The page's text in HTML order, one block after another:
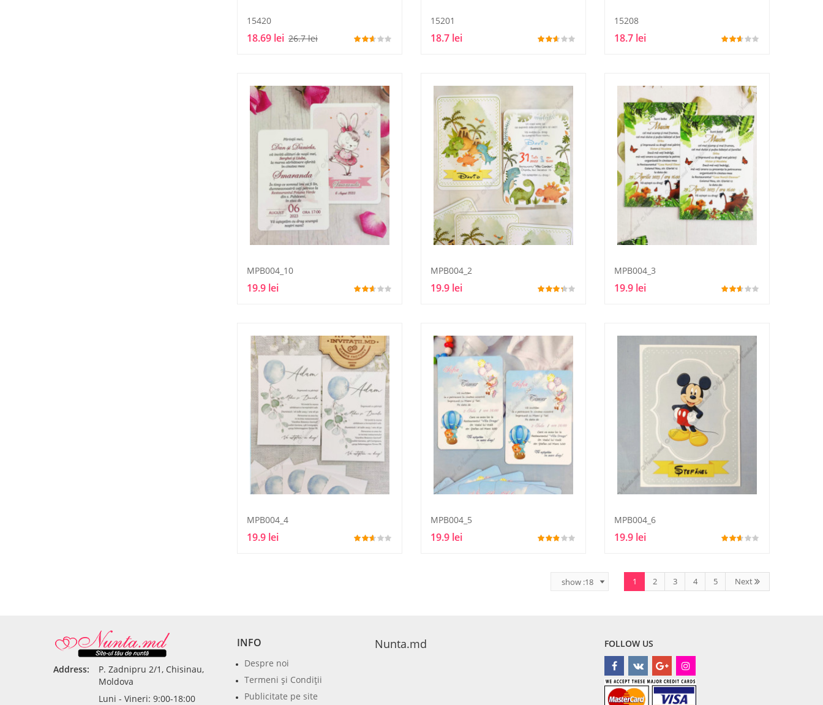
15420
18.69 lei 26.7 lei
15201
18.7 lei
15208
18.7 lei
MPB004_10
19.9 lei
MPB004_2
19.9 lei
MPB004_3
19.9 lei
MPB004_4
19.9 lei
MPB004_5
19.9 lei
MPB004_6
19.9 lei
1 2 3 4 5 Next
Address:
P. Zadnipru 2/1, Chisinau,
Moldova
Luni - Vineri: 9:00-18:00
INFO
Despre noi
Termeni şi Condiţii
Publicitate pe site
Nunta.md FOLLOW US